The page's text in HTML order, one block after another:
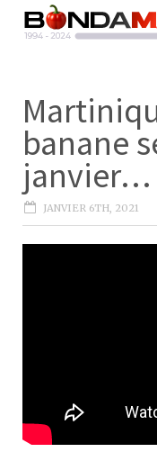
banane
janvier…
JANVIER 6TH, 2021